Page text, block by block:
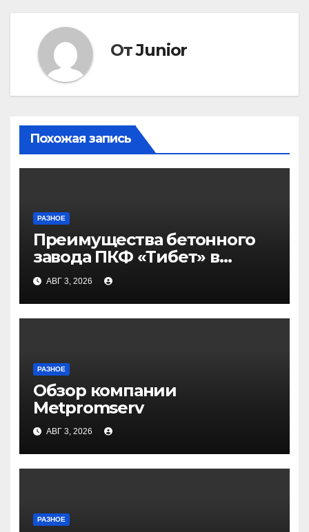
ОтJunior
Похожая запись
РАЗНОЕ
Преимущества бетонного
завода ПКФ «Тибет» в
Волгограде и Волжском
АВГ 3, 2026
РАЗНОЕ
Обзор компании
Metpromserv
АВГ 3, 2026
РАЗНОЕ